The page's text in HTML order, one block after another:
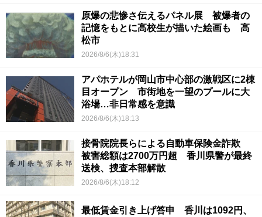
原爆の悲惨さ伝えるパネル展 被爆者の
記憶をもとに高校生が描いた絵画も 高
松市
2026/8/6(木)18:31
アパホテルが岡山市中心部の激戦区に2棟
目オープン 市街地を一望のプールに大
浴場…非日常感を意識
2026/8/6(木)18:13
接骨院院長らによる自動車保険金詐欺
被害総額は2700万円超 香川県警が最終
送検、捜査本部解散
2026/8/6(木)18:12
最低賃金引き上げ答申 香川は1092円、